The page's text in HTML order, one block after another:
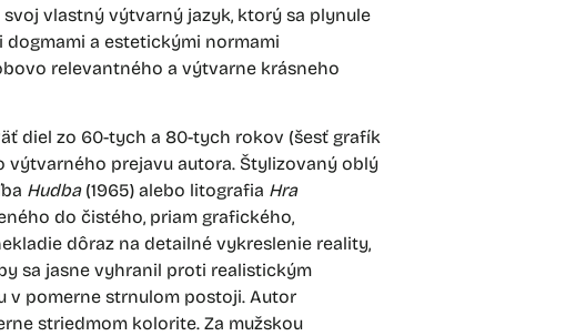
svoj vlastný výtvarný jazyk, ktorý sa plynule
a estetickými normami
relevantného a výtvarne krásneho
diel zo 60-tych a 80-tych rokov (šesť grafík
výtvarného prejavu autora. Štylizovaný oblý
Hudba(1965) alebo litografia Hra
do čistého, priam grafického,
dôraz na detailné vykreslenie reality,
sa jasne vyhranil proti realistickým
v pomerne strnulom postoji. Autor
striedmom kolorite. Za mužskou